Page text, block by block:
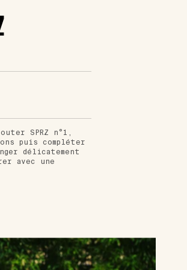
SPRZ n°1,
puis compléter
délicatement
avec une